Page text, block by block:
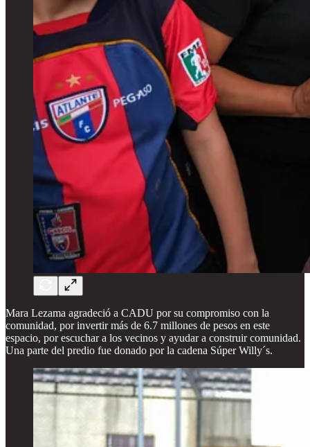
Mara Lezama agradeció a CADU por su compromiso con la
comunidad, por invertir más de 6.7 millones de pesos en este
espacio, por escuchar a los vecinos y ayudar a construir comunidad.
Una parte del predio fue donado por la cadena Súper Willy´s.